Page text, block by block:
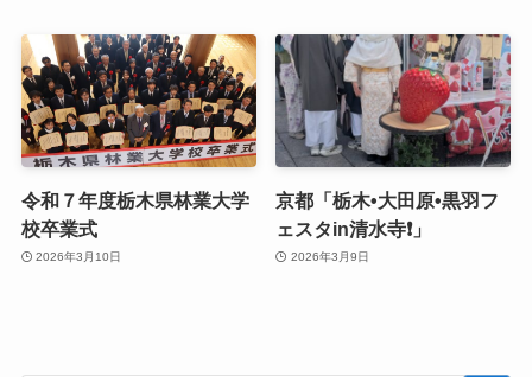
令和７年度栃木県林業大学
校卒業式
2026年3月10日
京都「栃木•大田原•黒羽フ
ェスタin清水寺❗️」
2026年3月9日